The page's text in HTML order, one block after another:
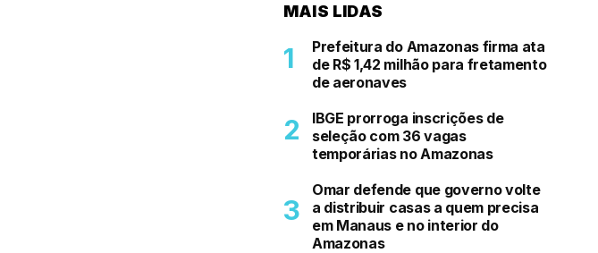
MAIS LIDAS
Prefeitura do Amazonas firma ata
de R$ 1,42 milhão para fretamento
de aeronaves
IBGE prorroga inscrições de
seleção com 36 vagas
temporárias no Amazonas
Omar defende que governo volte
a distribuir casas a quem precisa
em Manaus e no interior do
Amazonas